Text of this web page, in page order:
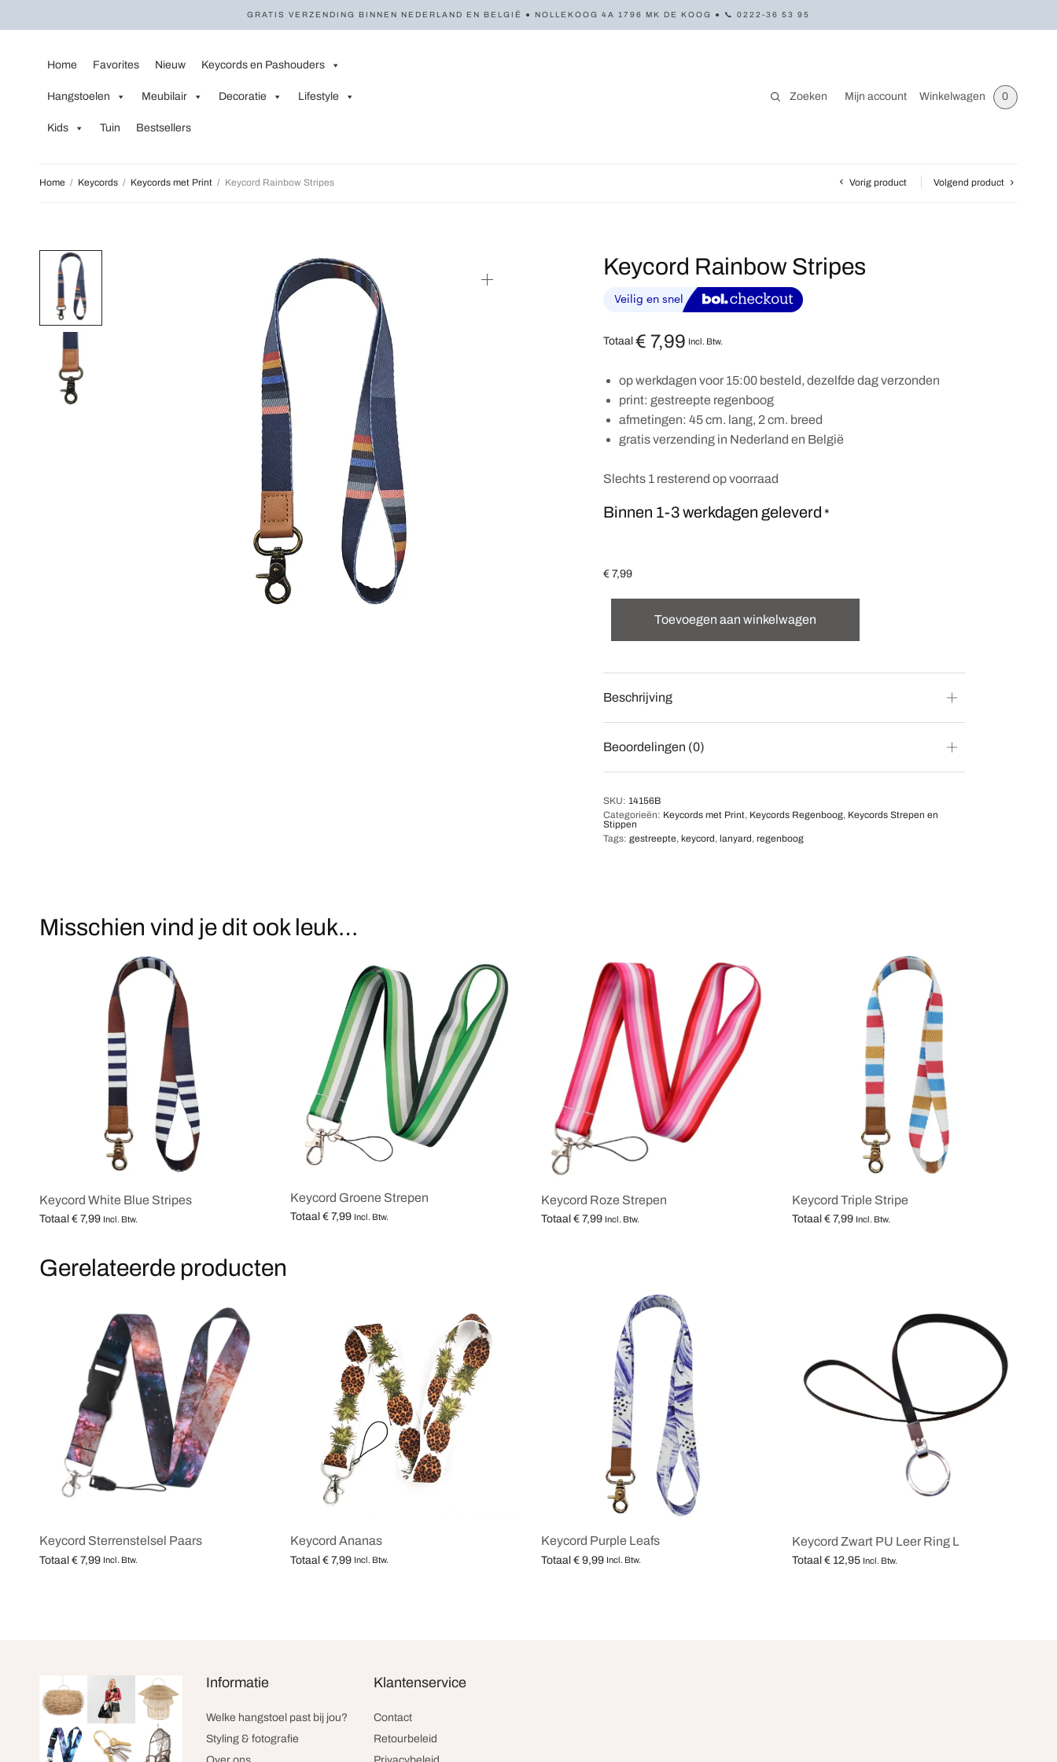
GRATIS VERZENDING BINNEN NEDERLAND EN BELGIË ● NOLLEKOOG 4A 1796 MK DE KOOG ● 📞 0222-36 53 95
Home Favorites Nieuw Keycords en Pashouders
Hangstoelen Meubilair Decoratie Lifestyle
Kids Tuin Bestsellers
Zoeken Mijn account Winkelwagen 0
Home / Keycords / Keycords met Print / Keycord Rainbow Stripes Vorig product Volgend product
Keycord Rainbow Stripes
Totaal € 7,99 Incl. Btw.
op werkdagen voor 15:00 besteld, dezelfde dag verzonden
print: gestreepte regenboog
afmetingen: 45 cm. lang, 2 cm. breed
gratis verzending in Nederland en België
Slechts 1 resterend op voorraad
Binnen 1-3 werkdagen geleverd *
€ 7,99
Toevoegen aan winkelwagen
Beschrijving
Beoordelingen (0)
SKU: 14156B
Categorieën: Keycords met Print, Keycords Regenboog, Keycords Strepen en
Stippen
Tags: gestreepte, keycord, lanyard, regenboog
Misschien vind je dit ook leuk…
Keycord White Blue Stripes
Totaal € 7,99 Incl. Btw.
Keycord Groene Strepen
Totaal € 7,99 Incl. Btw.
Keycord Roze Strepen
Totaal € 7,99 Incl. Btw.
Keycord Triple Stripe
Totaal € 7,99 Incl. Btw.
Gerelateerde producten
Keycord Sterrenstelsel Paars
Totaal € 7,99 Incl. Btw.
Keycord Ananas
Totaal € 7,99 Incl. Btw.
Keycord Purple Leafs
Totaal € 9,99 Incl. Btw.
Keycord Zwart PU Leer Ring L
Totaal € 12,95 Incl. Btw.
Informatie
Welke hangstoel past bij jou?
Styling & fotografie
Klantenservice
Contact
Retourbeleid